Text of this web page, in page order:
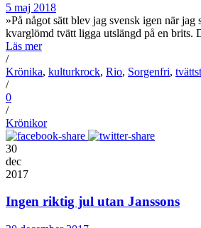
5 maj 2018
»På något sätt blev jag svensk igen när jag
kvarglömd tvätt ligga utslängd på en brits.
Läs mer
/
Krönika, kulturkrock, Rio, Sorgenfri,
/
0
/
Krönikor
30
dec
2017
Ingen riktig jul utan Janssons